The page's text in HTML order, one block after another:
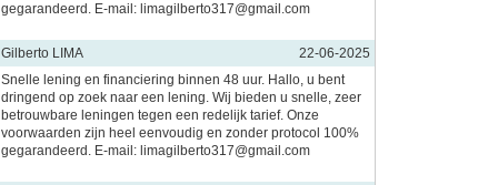
gegarandeerd. E-mail: limagilberto317@gmail.com
Gilberto LIMA
22-06-2025
Snelle lening en financiering binnen 48 uur. Hallo, u bent
dringend op zoek naar een lening. Wij bieden u snelle, zeer
betrouwbare leningen tegen een redelijk tarief. Onze
voorwaarden zijn heel eenvoudig en zonder protocol 100%
gegarandeerd. E-mail: limagilberto317@gmail.com